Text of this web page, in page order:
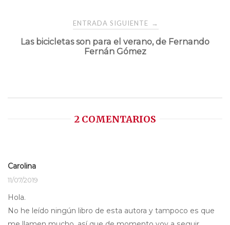
ENTRADA SIGUIENTE →
Las bicicletas son para el verano, de Fernando
Fernán Gómez
2 COMENTARIOS
Carolina
11/07/2019
Hola.
No he leído ningún libro de esta autora y tampoco es que